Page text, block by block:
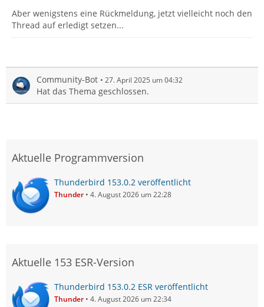
Aber wenigstens eine Rückmeldung, jetzt vielleicht noch den
Thread auf erledigt setzen...
Community-Bot 27. April 2025 um 04:32
Hat das Thema geschlossen.
Aktuelle Programmversion
Thunderbird 153.0.2 veröffentlicht
Thunder 4. August 2026 um 22:28
Aktuelle 153 ESR-Version
Thunderbird 153.0.2 ESR veröffentlicht
Thunder 4. August 2026 um 22:34